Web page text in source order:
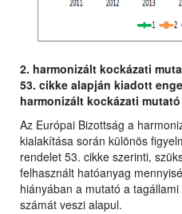
2. harmonizált kockázati
53. cikke alapján kiadott
harmonizált kockázati mutató
Az Európai Bizottság a
kialakítása során különös
rendelet 53. cikke szerinti,
felhasznált hatóanyag
hiányában a mutató a
számát veszi alapul.